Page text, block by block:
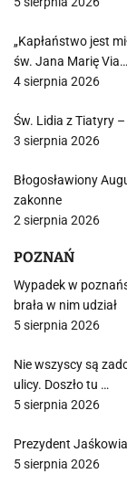
„Kapłaństwo jest
św. Jana Marię Via…
4 sierpnia 2026
Św. Lidia z Tiatyry
3 sierpnia 2026
Błogosławiony
zakonne
2 sierpnia 2026
POZNAŃ
Wypadek w
brała w nim udział
5 sierpnia 2026
Nie wszyscy są
ulicy. Doszło tu …
5 sierpnia 2026
Prezydent
5 sierpnia 2026